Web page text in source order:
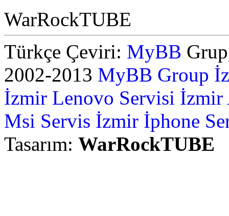
WarRockTUBE
Türkçe Çeviri: MyBB
2002-2013 MyBB Group
İzmir Lenovo Servisi İzmir
Msi Servis İzmir İphone
Tasarım: WarRockTUBE